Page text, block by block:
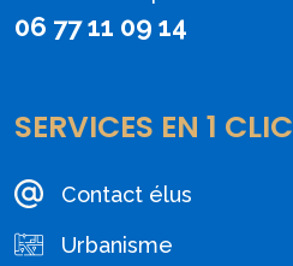
06 77 11 09 14
SERVICES EN 1 CLIC
Contact élus
Urbanisme